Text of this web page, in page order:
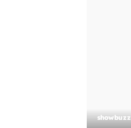
showbuzz